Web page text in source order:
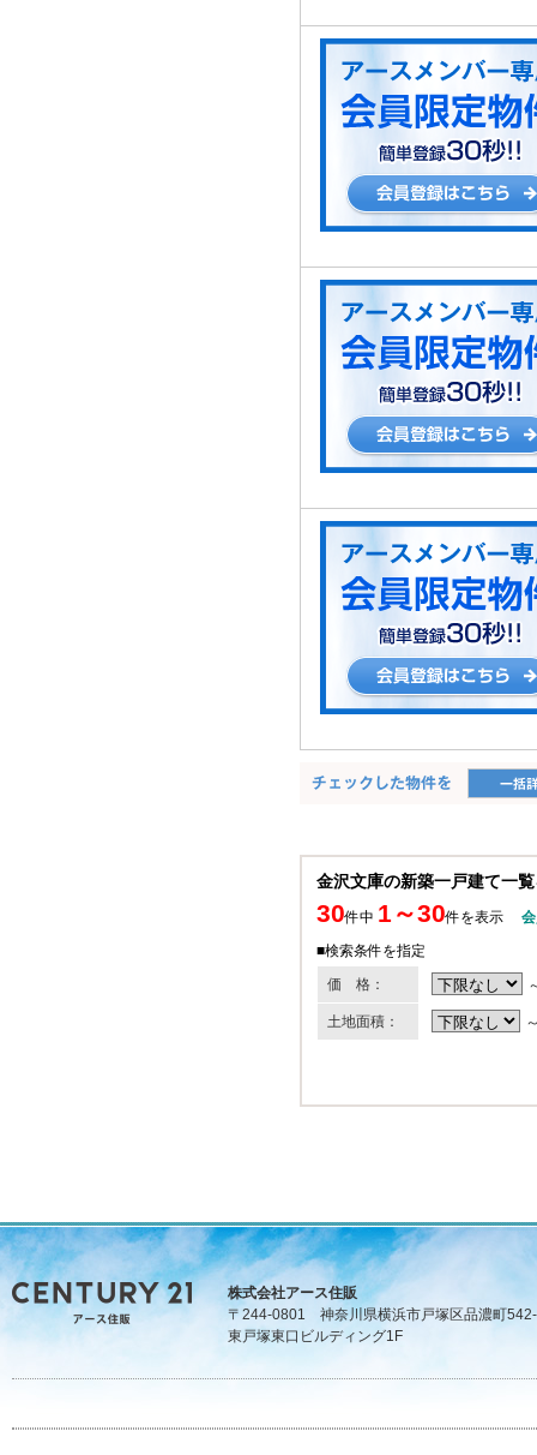
金沢文庫の新築一戸建て一
30件中 1～30件を表示
■検索条件を指定
価 格：
土地面積：
株式会社アース住販
〒244-0801 神奈川県横浜市戸塚区品濃町
東戸塚東口ビルディング1F